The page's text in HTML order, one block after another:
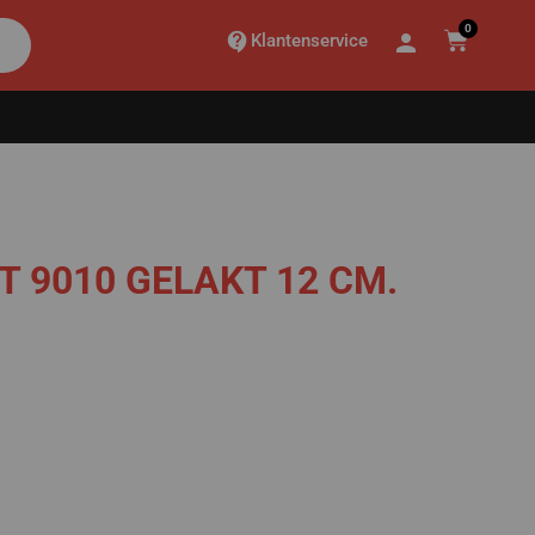
Klantenservice
0
9010 GELAKT 12 CM.